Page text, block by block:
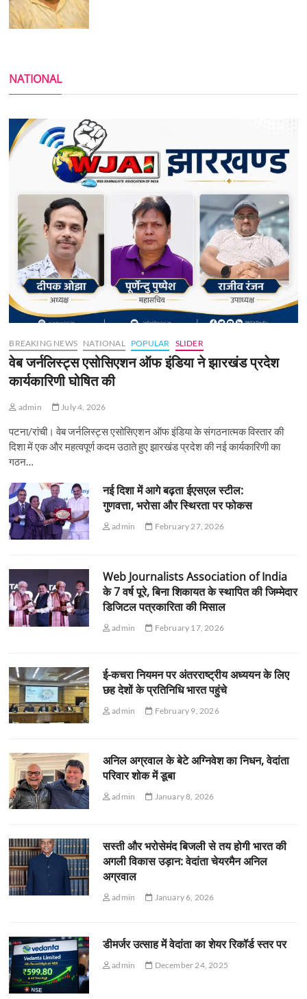
NATIONAL
BREAKING NEWS NATIONAL POPULAR SLIDER
वेब जर्नलिस्ट्स एसोसिएशन ऑफ इंडिया ने झारखंड प्रदेश
कार्यकारिणी घोषित की
admin July 4, 2026
पटना/रांची। वेब जर्नलिस्ट्स एसोसिएशन ऑफ इंडिया के संगठनात्मक विस्तार की
दिशा में एक और महत्वपूर्ण कदम उठाते हुए झारखंड प्रदेश की नई कार्यकारिणी का
गठन…
नई दिशा में आगे बढ़ता ईएसएल स्टील:
गुणवत्ता, भरोसा और स्थिरता पर फोकस
admin February 27, 2026
Web Journalists Association of India
के 7 वर्ष पूरे, बिना शिकायत के स्थापित की जिम्मेदार
डिजिटल पत्रकारिता की मिसाल
admin February 17, 2026
ई-कचरा नियमन पर अंतरराष्ट्रीय अध्ययन के लिए
छह देशों के प्रतिनिधि भारत पहुंचे
admin February 9, 2026
अनिल अग्रवाल के बेटे अग्निवेश का निधन, वेदांता
परिवार शोक में डूबा
admin January 8, 2026
सस्ती और भरोसेमंद बिजली से तय होगी भारत की
अगली विकास उड़ान: वेदांता चेयरमैन अनिल
अग्रवाल
admin January 6, 2026
डीमर्जर उत्साह में वेदांता का शेयर रिकॉर्ड स्तर पर
admin December 24, 2025